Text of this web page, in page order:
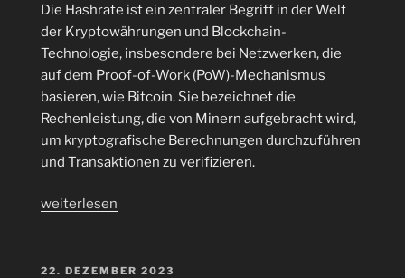
drei
Miner-
Pools“
Die Hashrate ist ein zentraler Begriff in der Welt
der Kryptowährungen und Blockchain-
Technologie, insbesondere bei Netzwerken, die
auf dem Proof-of-Work (PoW)-Mechanismus
basieren, wie Bitcoin. Sie bezeichnet die
Rechenleistung, die von Minern aufgebracht wird,
um kryptografische Berechnungen durchzuführen
und Transaktionen zu verifizieren.
„Es
immer
weiterlesen
VERÖFFENTLICHT
22. DEZEMBER 2023